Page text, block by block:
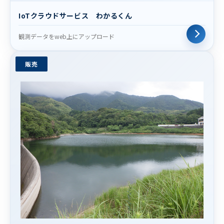
IoTクラウドサービス わかるくん
観測データをweb上にアップロード
販売